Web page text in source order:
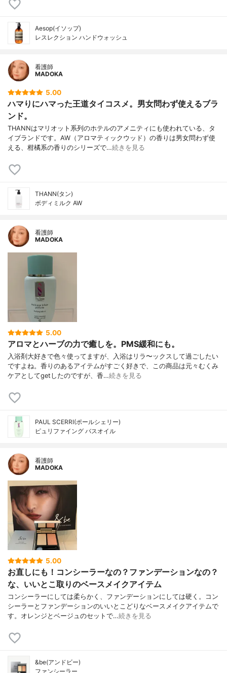
Aesop(イソップ)
レスレクション ハンドウォッシュ
看護師
MADOKA
5.00
ハマりにハマった王道タイコスメ。男女問わず使えるブラ
ンド。
THANNはマリオット系列のホテルのアメニティにも使われている、タ
イブランドです。AW（アロマティックウッド）の香りは男女問わず使
える、柑橘系の香りのシリーズで…続きを見る
THANN(タン)
ボディミルク AW
看護師
MADOKA
5.00
アロマとハーブの力で癒しを。PMS緩和にも。
入浴剤大好きで色々使ってますが、入浴はリラ〜ックスして過ごしたい
ですよね。香りのあるアイテムがすごく好きで、この商品は元々むくみ
ケアとしてgetしたのですが、香…続きを見る
PAUL SCERRI(ポールシェリー)
ピュリファイング バスオイル
看護師
MADOKA
5.00
お直しにも！コンシーラーなの？ファンデーションなの？
な、いいとこ取りのベースメイクアイテム
コンシーラーにしては柔らかく、ファンデーションにしては硬く。コン
シーラーとファンデーションのいいとこどりなベースメイクアイテムで
す。オレンジとベージュのセットで…続きを見る
&be(アンドビー)
ファンシーラー